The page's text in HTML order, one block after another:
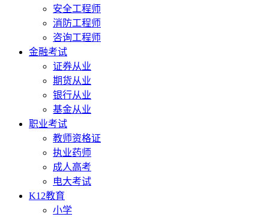
安全工程师
消防工程师
咨询工程师
金融考试
证券从业
期货从业
银行从业
基金从业
职业考试
教师资格证
执业药师
成人高考
电大考试
K12教育
小学